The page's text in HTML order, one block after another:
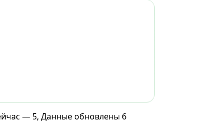
— 5, Данные обновлены 6